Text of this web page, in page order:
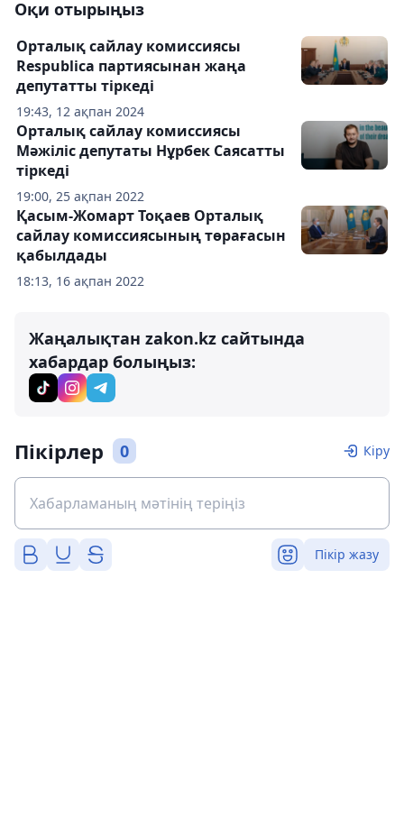
Оқи отырыңыз
19:43, 12 ақпан 2024
Орталық сайлау комиссиясы
Respublica партиясынан жаңа
депутатты тіркеді
19:00, 25 ақпан 2022
Орталық сайлау комиссиясы
Мәжіліс депутаты Нұрбек Саясатты
тіркеді
18:13, 16 ақпан 2022
Қасым-Жомарт Тоқаев Орталық
сайлау комиссиясының төрағасын
қабылдады
Жаңалықтан zakon.kz сайтында
хабардар болыңыз:
Пікірлер 0 Кіру
Пікір жазу